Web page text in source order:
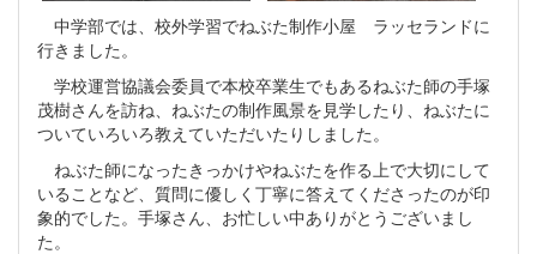
中学部では、校外学習でねぶた制作小屋 ラッセランドに
行きました。
学校運営協議会委員で本校卒業生でもあるねぶた師の手塚
茂樹さんを訪ね、ねぶたの制作風景を見学したり、ねぶたに
ついていろいろ教えていただいたりしました。
ねぶた師になったきっかけやねぶたを作る上で大切にして
いることなど、質問に優しく丁寧に答えてくださったのが印
象的でした。手塚さん、お忙しい中ありがとうございまし
た。